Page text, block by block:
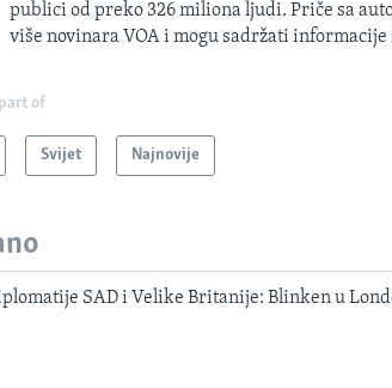
publici od preko 326 miliona ljudi. Priče sa
više novinara VOA i mogu sadržati
of
Svijet Najnovije
SAD i Velike Britanije: Blinken u